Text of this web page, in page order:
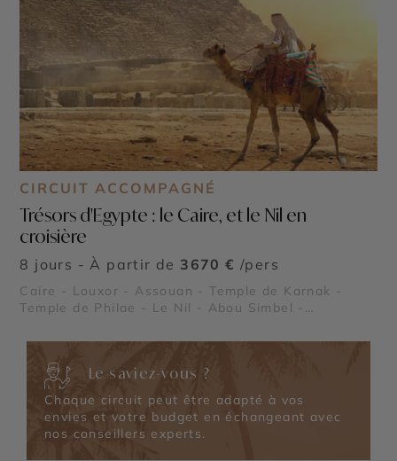
CIRCUIT ACCOMPAGNÉ
Trésors d'Egypte : le Caire, et le Nil en
croisière
8 jours - À partir de 3670 € /pers
Caire - Louxor - Assouan - Temple de Karnak -
Temple de Philae - Le Nil - Abou Simbel -
Vallée des Reines
Le saviez-vous ?
Chaque circuit peut être adapté à vos
envies et votre budget en échangeant avec
nos conseillers experts.